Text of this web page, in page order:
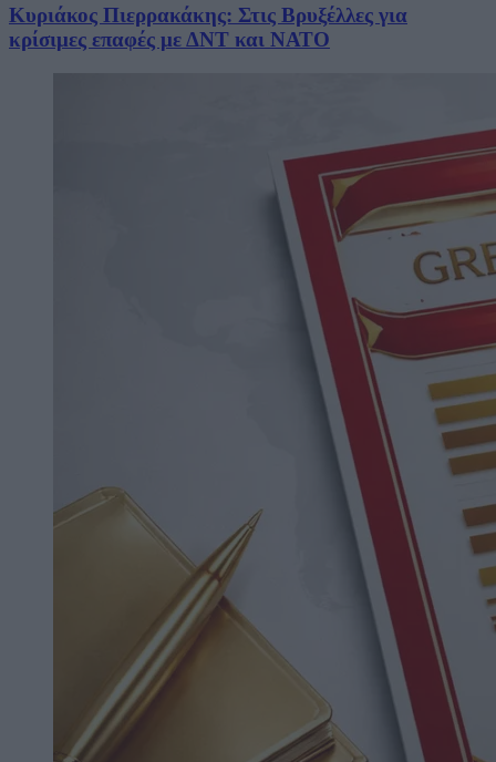
Κυριάκος Πιερρακάκης: Στις Βρυξέλλες για
κρίσιμες επαφές με ΔΝΤ και ΝΑΤΟ